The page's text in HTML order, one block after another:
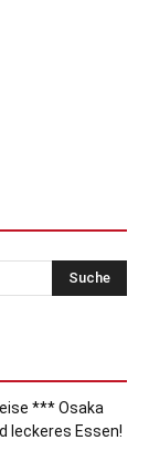
*** Osaka
leckeres Essen!